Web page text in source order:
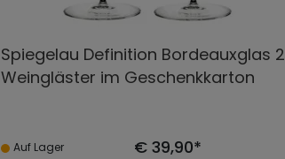
Spiegelau Definition Bordeauxglas 2
Weingläster im Geschenkkarton
Auf Lager € 39,90*